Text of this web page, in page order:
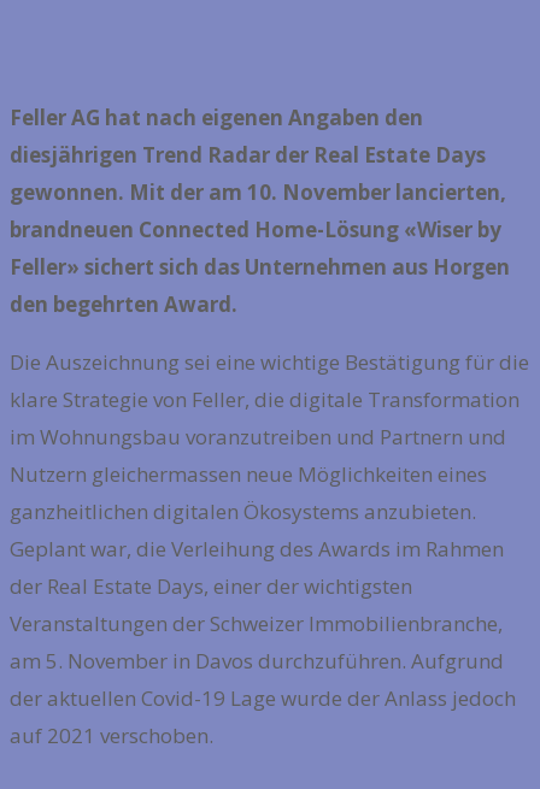
Feller AG hat nach eigenen Angaben den
diesjährigen Trend Radar der Real Estate Days
gewonnen. Mit der am 10. November lancierten,
brandneuen Connected Home-Lösung «Wiser by
Feller» sichert sich das Unternehmen aus Horgen
den begehrten Award.
Die Auszeichnung sei eine wichtige Bestätigung für die
klare Strategie von Feller, die digitale Transformation
im Wohnungsbau voranzutreiben und Partnern und
Nutzern gleichermassen neue Möglichkeiten eines
ganzheitlichen digitalen Ökosystems anzubieten.
Geplant war, die Verleihung des Awards im Rahmen
der Real Estate Days, einer der wichtigsten
Veranstaltungen der Schweizer Immobilienbranche,
am 5. November in Davos durchzuführen. Aufgrund
der aktuellen Covid-19 Lage wurde der Anlass jedoch
auf 2021 verschoben.